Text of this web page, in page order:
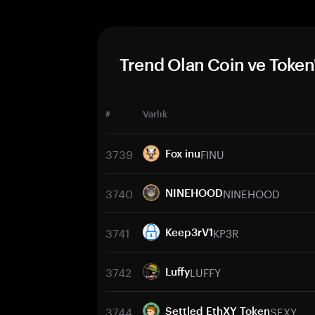
Trend Olan Coin ve
# Varlık
3739 Fox inuFINU
3740 NINEHOODNINEHOOD
3741 Keep3rV1KP3R
3742 LuffyLUFFY
3744 Settled EthXY TokenSEXY